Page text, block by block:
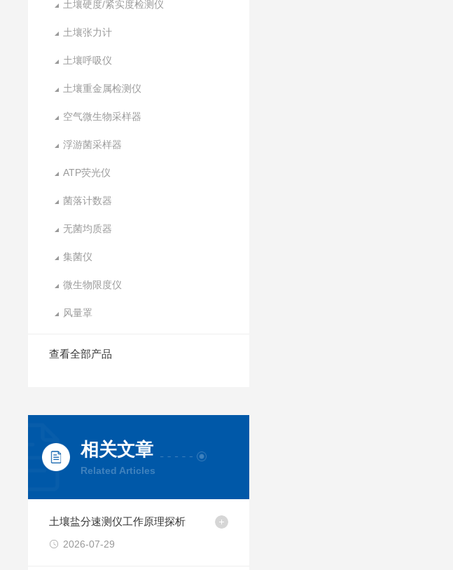
土壤硬度/紧实度检测仪
土壤张力计
土壤呼吸仪
土壤重金属检测仪
空气微生物采样器
浮游菌采样器
ATP荧光仪
菌落计数器
无菌均质器
集菌仪
微生物限度仪
风量罩
查看全部产品
相关文章
Related Articles
土壤盐分速测仪工作原理探析
2026-07-29